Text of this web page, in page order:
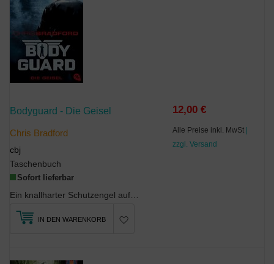
Bodyguard - Die Geisel
Chris Bradford
cbj
Taschenbuch
Sofort lieferbar
12,00 €
Alle Preise inkl. MwSt |
zzgl. Versand
IN DEN WARENKORB